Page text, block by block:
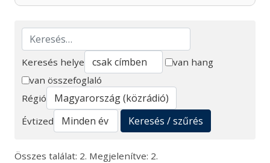
Keresés
Keresés helye
van hang
van összefoglaló
Régió
Évtized
Keresés / szűrés
Összes találat: 2. Megjelenítve: 2.